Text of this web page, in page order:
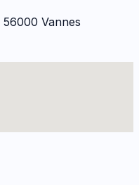
56000 Vannes